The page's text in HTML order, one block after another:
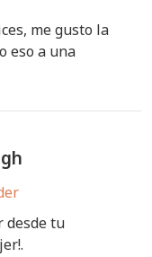
me gusto la
eso a una
desde tu